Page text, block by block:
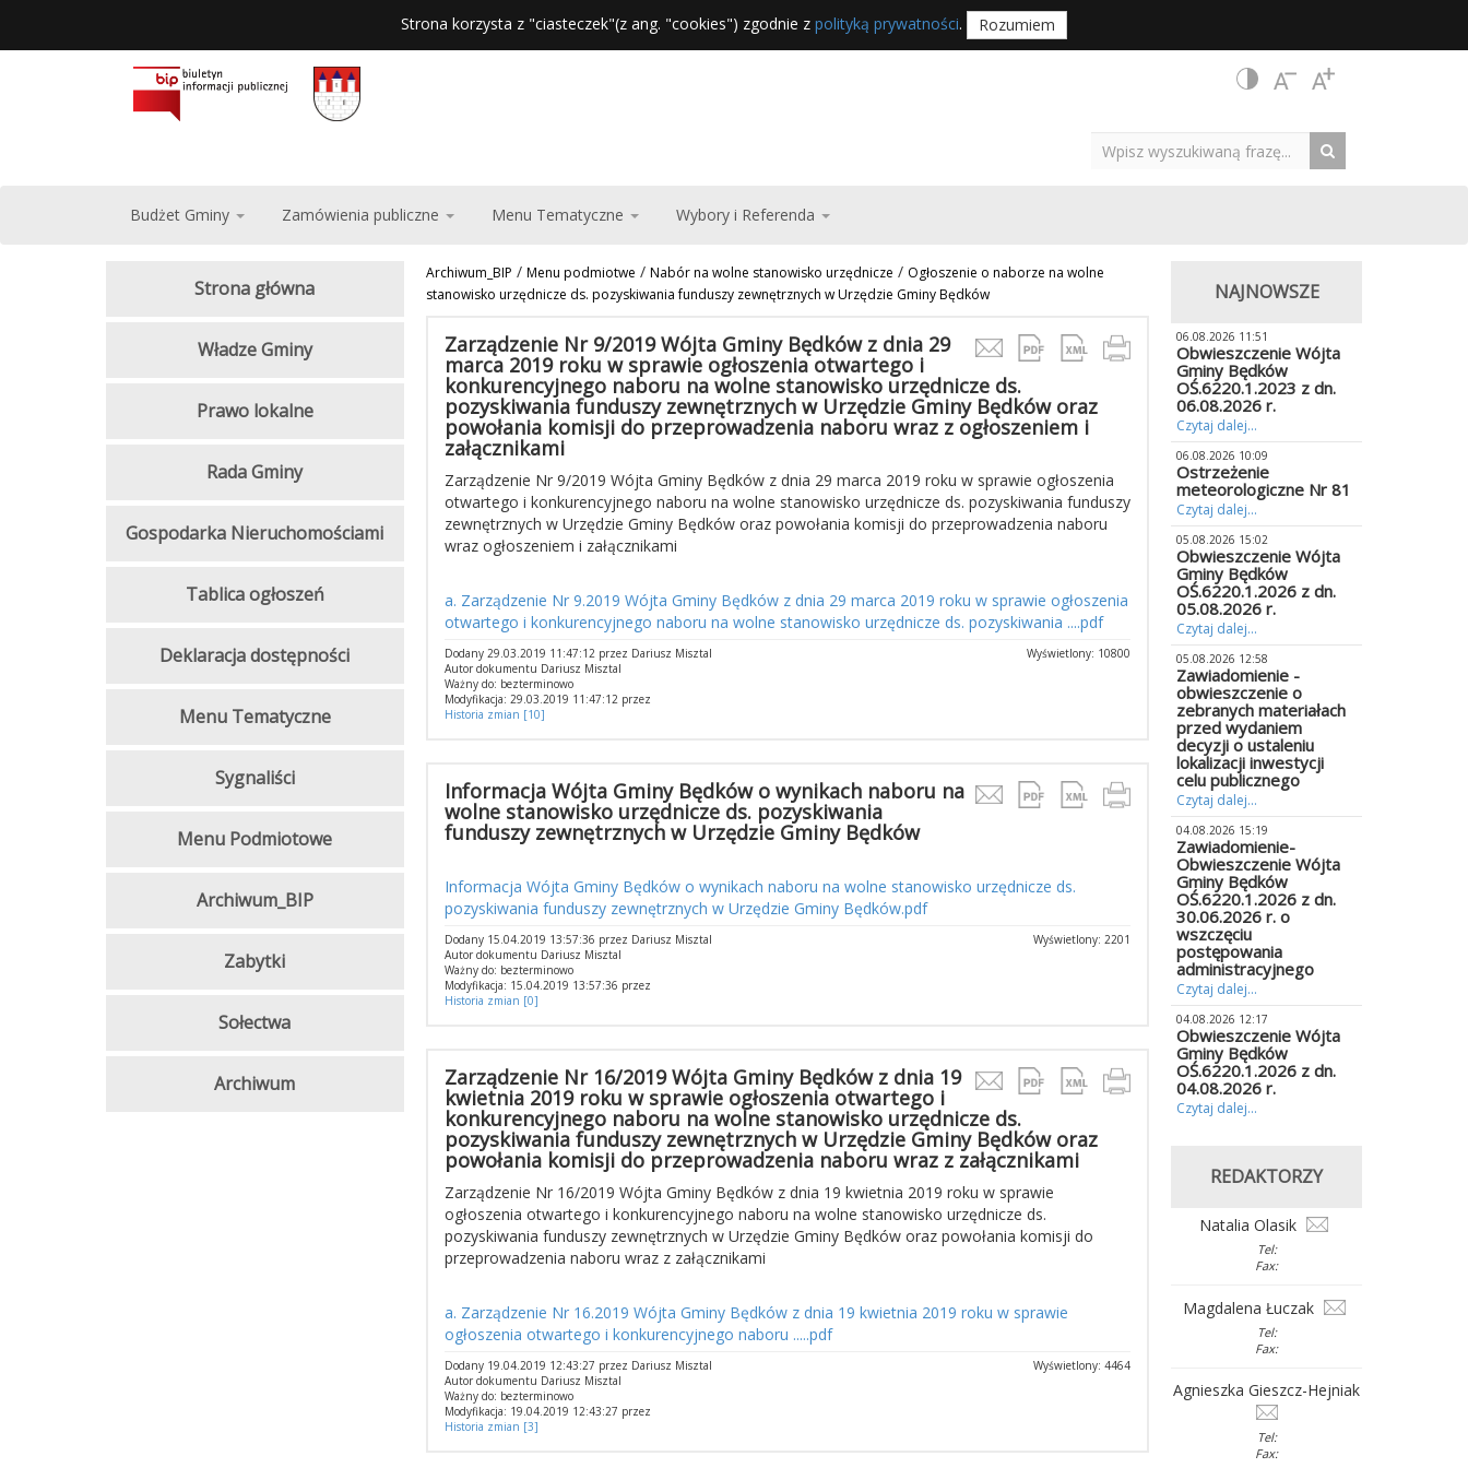
Strona korzysta z "ciasteczek"(z ang. "cookies") zgodnie z polityką prywatności. Rozumiem
Budżet Gminy Zamówienia publiczne Menu Tematyczne Wybory i Referenda
Archiwum_BIP / Menu podmiotwe / Nabór na wolne stanowisko urzędnicze / Ogłoszenie o naborze na wolne
stanowisko urzędnicze ds. pozyskiwania funduszy zewnętrznych w Urzędzie Gminy Będków
Zarządzenie Nr 9/2019 Wójta Gminy Będków z dnia 29
marca 2019 roku w sprawie ogłoszenia otwartego i
konkurencyjnego naboru na wolne stanowisko urzędnicze ds.
pozyskiwania funduszy zewnętrznych w Urzędzie Gminy Będków oraz
powołania komisji do przeprowadzenia naboru wraz z ogłoszeniem i
załącznikami
Zarządzenie Nr 9/2019 Wójta Gminy Będków z dnia 29 marca 2019 roku w sprawie ogłoszenia
otwartego i konkurencyjnego naboru na wolne stanowisko urzędnicze ds. pozyskiwania funduszy
zewnętrznych w Urzędzie Gminy Będków oraz powołania komisji do przeprowadzenia naboru
wraz ogłoszeniem i załącznikami
a. Zarządzenie Nr 9.2019 Wójta Gminy Będków z dnia 29 marca 2019 roku w sprawie ogłoszenia
otwartego i konkurencyjnego naboru na wolne stanowisko urzędnicze ds. pozyskiwania ....pdf
Wyświetlony: 10800
Dodany 29.03.2019 11:47:12 przez Dariusz Misztal
Autor dokumentu Dariusz Misztal
Ważny do: bezterminowo
Modyfikacja: 29.03.2019 11:47:12 przez
Historia zmian [10]
Informacja Wójta Gminy Będków o wynikach naboru na
wolne stanowisko urzędnicze ds. pozyskiwania
funduszy zewnętrznych w Urzędzie Gminy Będków
Informacja Wójta Gminy Będków o wynikach naboru na wolne stanowisko urzędnicze ds.
pozyskiwania funduszy zewnętrznych w Urzędzie Gminy Będków.pdf
Wyświetlony: 2201
Dodany 15.04.2019 13:57:36 przez Dariusz Misztal
Autor dokumentu Dariusz Misztal
Ważny do: bezterminowo
Modyfikacja: 15.04.2019 13:57:36 przez
Historia zmian [0]
Zarządzenie Nr 16/2019 Wójta Gminy Będków z dnia 19
kwietnia 2019 roku w sprawie ogłoszenia otwartego i
konkurencyjnego naboru na wolne stanowisko urzędnicze ds.
pozyskiwania funduszy zewnętrznych w Urzędzie Gminy Będków oraz
powołania komisji do przeprowadzenia naboru wraz z załącznikami
Zarządzenie Nr 16/2019 Wójta Gminy Będków z dnia 19 kwietnia 2019 roku w sprawie
ogłoszenia otwartego i konkurencyjnego naboru na wolne stanowisko urzędnicze ds.
pozyskiwania funduszy zewnętrznych w Urzędzie Gminy Będków oraz powołania komisji do
przeprowadzenia naboru wraz z załącznikami
a. Zarządzenie Nr 16.2019 Wójta Gminy Będków z dnia 19 kwietnia 2019 roku w sprawie
ogłoszenia otwartego i konkurencyjnego naboru .....pdf
Wyświetlony: 4464
Dodany 19.04.2019 12:43:27 przez Dariusz Misztal
Autor dokumentu Dariusz Misztal
Ważny do: bezterminowo
Modyfikacja: 19.04.2019 12:43:27 przez
Historia zmian [3]
Strona główna
Władze Gminy
Prawo lokalne
Rada Gminy
Gospodarka Nieruchomościami
Tablica ogłoszeń
Deklaracja dostępności
Menu Tematyczne
Sygnaliści
Menu Podmiotowe
Archiwum_BIP
Zabytki
Sołectwa
Archiwum
NAJNOWSZE
06.08.2026 11:51
Obwieszczenie Wójta
Gminy Będków
OŚ.6220.1.2023 z dn.
06.08.2026 r.
Czytaj dalej...
06.08.2026 10:09
Ostrzeżenie
meteorologiczne Nr 81
Czytaj dalej...
05.08.2026 15:02
Obwieszczenie Wójta
Gminy Będków
OŚ.6220.1.2026 z dn.
05.08.2026 r.
Czytaj dalej...
05.08.2026 12:58
Zawiadomienie -
obwieszczenie o
zebranych materiałach
przed wydaniem
decyzji o ustaleniu
lokalizacji inwestycji
celu publicznego
Czytaj dalej...
04.08.2026 15:19
Zawiadomienie-
Obwieszczenie Wójta
Gminy Będków
OŚ.6220.1.2026 z dn.
30.06.2026 r. o
wszczęciu
postępowania
administracyjnego
Czytaj dalej...
04.08.2026 12:17
Obwieszczenie Wójta
Gminy Będków
OŚ.6220.1.2026 z dn.
04.08.2026 r.
Czytaj dalej...
REDAKTORZY
Natalia Olasik
Tel:
Fax:
Magdalena Łuczak
Tel:
Fax:
Agnieszka Gieszcz-Hejniak
Tel:
Fax: